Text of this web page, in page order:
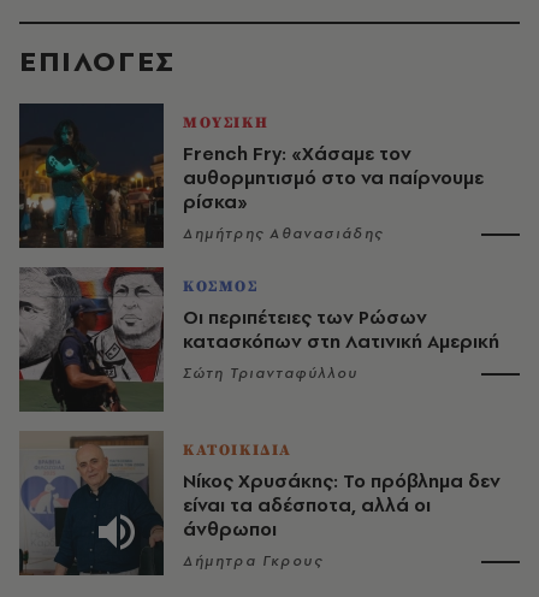
EΠΙΛΟΓΈΣ
ΜΟΥΣΙΚΗ
French Fry: «Χάσαμε τον
αυθορμητισμό στο να παίρνουμε
ρίσκα»
Δημήτρης Αθανασιάδης
ΚΟΣΜΟΣ
Οι περιπέτειες των Ρώσων
κατασκόπων στη Λατινική Αμερική
Σώτη Τριανταφύλλου
ΚΑΤΟΙΚΙΔΙΑ
Νίκος Χρυσάκης: Το πρόβλημα δεν
είναι τα αδέσποτα, αλλά οι
άνθρωποι
Δήμητρα Γκρους